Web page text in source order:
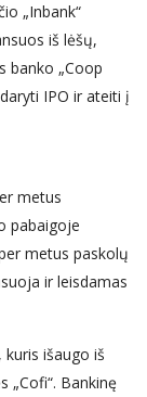
„Inbank“
iš lėšų,
banko „Coop
IPO ir ateiti į
metus
pabaigoje
metus paskolų
ir leisdamas
kuris išaugo iš
Bankinę